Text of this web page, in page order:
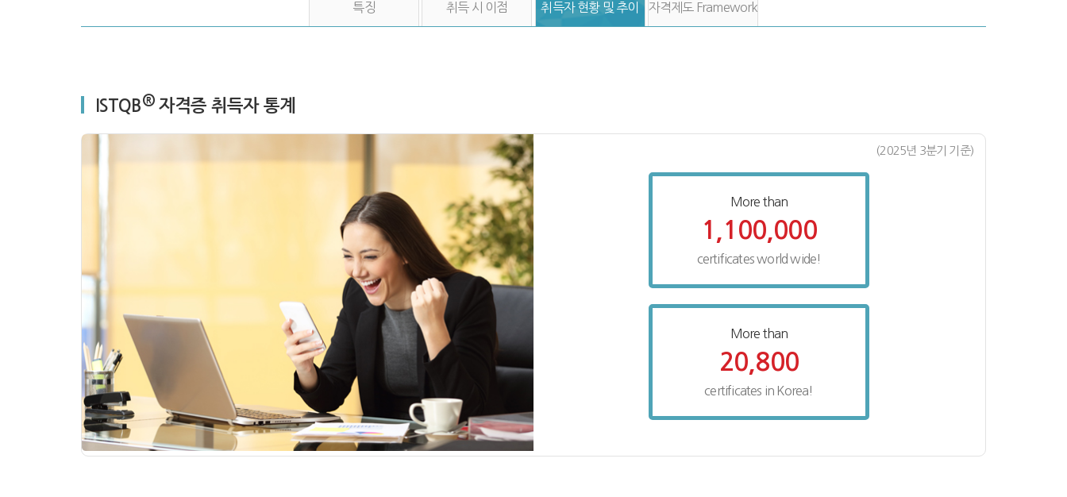
특징 취득 시 이점 취득자 현황 및 추이 자격제도 Framework
ISTQB®자격증 취득자 통계
(2025년 3분기 기준)
More than
1,100,000
certificates world wide!
More than
20,800
certificates in Korea!